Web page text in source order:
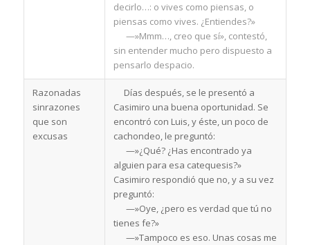
decirlo…: o vives como piensas, o
piensas como vives. ¿Entiendes?»
—»Mmm…, creo que sí», contestó,
sin entender mucho pero dispuesto a
pensarlo despacio.
Razonadas
sinrazones
que son
excusas
Días después, se le presentó a
Casimiro una buena oportunidad. Se
encontró con Luis, y éste, un poco de
cachondeo, le preguntó:
—»¿Qué? ¿Has encontrado ya
alguien para esa catequesis?»
Casimiro respondió que no, y a su vez
preguntó:
—»Oye, ¿pero es verdad que tú no
tienes fe?»
—»Tampoco es eso. Unas cosas me